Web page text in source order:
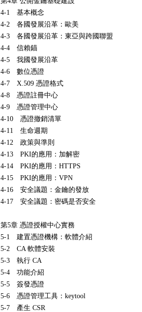
4-1 基本概念
4-2 各國發展沿革：歐美
4-3 各國發展沿革：東亞與跨國聯盟
4-4 信賴錨
4-5 我國發展沿革
4-6 數位憑證
4-7 X.509 憑證格式
4-8 憑證註冊中心
4-9 憑證管理中心
4-10 憑證撤銷清單
4-11 生命週期
4-12 政策與準則
4-13 PKI的應用：加解密
4-14 PKI的應用：HTTPS
4-15 PKI的應用：VPN
4-16 安全議題：金鑰的發放
4-17 安全議題：密碼是否安全
第5章 憑證授權中心實務
5-1 建置憑證機構：軟體介紹
5-2 CA 軟體安裝
5-3 執行 CA
5-4 功能介紹
5-5 簽發憑證
5-6 憑證管理工具：keytool
5-7 產生 CSR